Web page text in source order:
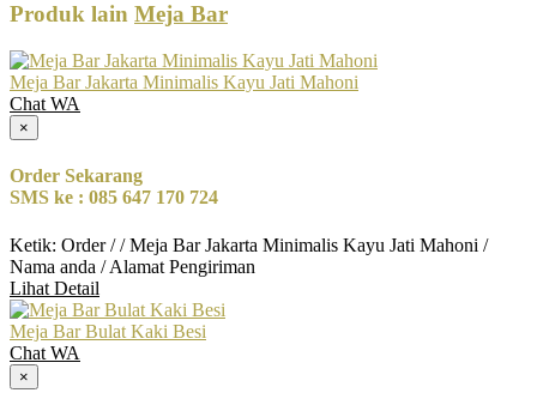
Produk lain Meja Bar
Meja Bar Jakarta Minimalis Kayu Jati Mahoni
Chat WA
×
Order Sekarang
SMS ke : 085 647 170 724
Ketik: Order / / Meja Bar Jakarta Minimalis Kayu Jati Mahoni /
Nama anda / Alamat Pengiriman
Lihat Detail
Meja Bar Bulat Kaki Besi
Chat WA
×